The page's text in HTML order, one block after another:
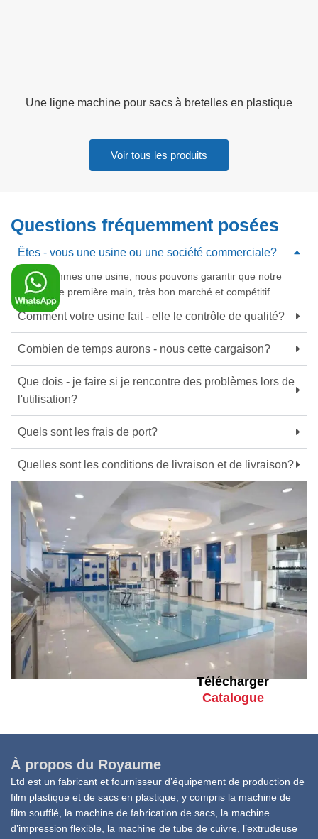
Une ligne machine pour sacs à bretelles en plastique
Voir tous les produits
Questions fréquemment posées
Êtes - vous une usine ou une société commerciale?
Nous sommes une usine, nous pouvons garantir que notre
prix est de première main, très bon marché et compétitif.
Comment votre usine fait - elle le contrôle de qualité?
Combien de temps aurons - nous cette cargaison?
Que dois - je faire si je rencontre des problèmes lors de
l'utilisation?
Quels sont les frais de port?
Quelles sont les conditions de livraison et de livraison?
Télécharger
Catalogue
À propos du Royaume
Ltd est un fabricant et fournisseur d’équipement de production de
film plastique et de sacs en plastique, y compris la machine de
film soufflé, la machine de fabrication de sacs, la machine
d’impression flexible, la machine de tube de cuivre, l’extrudeuse